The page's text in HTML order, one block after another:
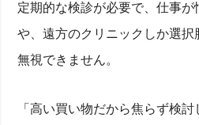
定期的な検診が必要で、仕事
や、遠方のクリニックしか選択
無視できません。
「高い買い物だから焦らず検
点眼・定期検診スケジュー
見え方の変化や度数ずれを
オンライン知恵袋より医師相
レーシック・PRKなど他の